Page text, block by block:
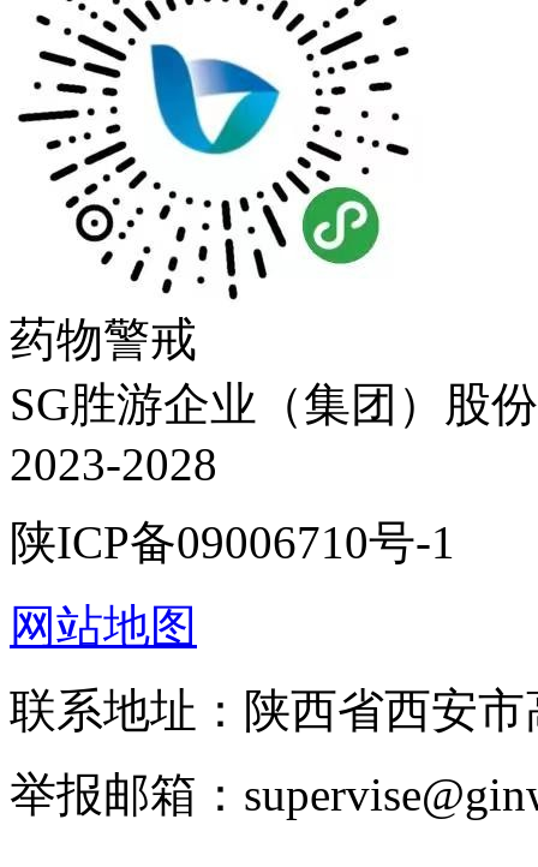
药物警戒
SG胜游企业（集团）股
2023-2028
陕ICP备09006710号-1
网站地图
联系地址：陕西省西安
举报邮箱：